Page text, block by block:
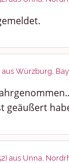
aus Würzburg,
geäußert
aus Unna,